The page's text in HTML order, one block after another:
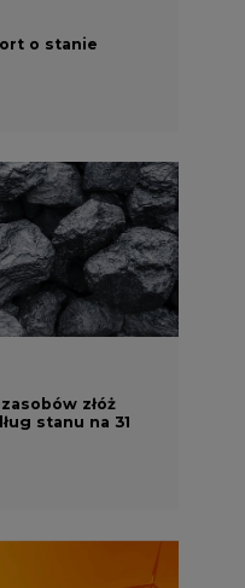
o stanie
złóż
stanu na 31